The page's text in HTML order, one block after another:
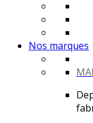
Nos marques